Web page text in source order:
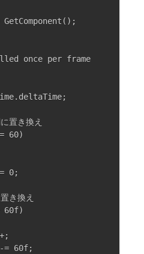
GetComponent();
once per frame
置き換え
60)
0;
き換え
60f)
= 60f;